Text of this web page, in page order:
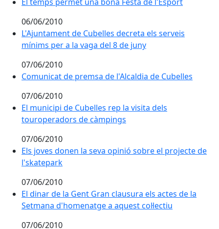
06/06/2010
L'Ajuntament de Cubelles decreta els serveis
mínims per a la vaga del 8 de juny
07/06/2010
Comunicat de premsa de l'Alcaldia de Cubelles
07/06/2010
El municipi de Cubelles rep la visita dels
El municipi de Cubelles rep la visita dels
touroperadors de càmpings
07/06/2010
Els joves donen la seva opinió sobre el projecte de
Els joves donen la seva opinió sobre el projecte de
l'skatepark
07/06/2010
El dinar de la Gent Gran clausura els actes de la
El dinar de la Gent Gran clausura els actes de la
Setmana d'homenatge a aquest col·lectiu
07/06/2010